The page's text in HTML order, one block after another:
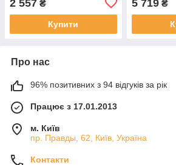
Арнеди Авто
2 557 ₴
Купити
2024
5 719₴
Про нас
96% позитивних з 94 відгуків за рік
Працює з 17.01.2013
м. Київ
пр. Правды, 62, Київ, Україна
Контакти